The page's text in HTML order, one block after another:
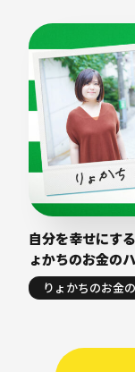
自分を幸せにす
ょかちのお金の
りょかちのお金